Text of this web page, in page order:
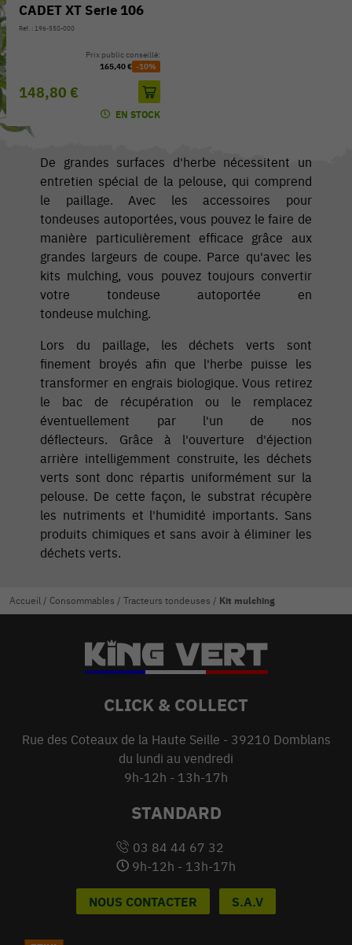
CADET XT Serie 106
Réf. : 196-550-000
148,80 €
Prix public conseillé:
165,40 € -10%
EN STOCK
De grandes surfaces d'herbe nécessitent un
entretien spécial de la pelouse, qui comprend
le paillage. Avec les accessoires pour
tondeuses autoportées, vous pouvez le faire de
manière particulièrement efficace grâce aux
grandes largeurs de coupe. Parce qu'avec les
kits mulching, vous pouvez toujours convertir
votre tondeuse autoportée en
tondeuse mulching.
Lors du paillage, les déchets verts sont
finement broyés afin que l'herbe puisse les
transformer en engrais biologique. Vous retirez
le bac de récupération ou le remplacez
éventuellement par l'un de nos
déflecteurs. Grâce à l'ouverture d'éjection
arrière intelligemment construite, les déchets
verts sont donc répartis uniformément sur la
pelouse. De cette façon, le substrat récupère
les nutriments et l'humidité importants. Sans
produits chimiques et sans avoir à éliminer les
déchets verts.
Accueil / Consommables / Tracteurs tondeuses / Kit mulching
CLICK & COLLECT
Rue des Coteaux de la Haute Seille - 39210 Domblans
du lundi au vendredi
9h-12h - 13h-17h
STANDARD
03 84 44 67 32
9h-12h - 13h-17h
NOUS CONTACTER S.A.V